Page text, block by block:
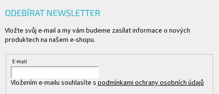
ODEBÍRAT NEWSLETTER
Vložte svůj e-mail a my vám budeme zasílat informace o nových
produktech na našem e-shopu.
E-mail
Vložením e-mailu souhlasíte s podmínkami ochrany osobních údajů